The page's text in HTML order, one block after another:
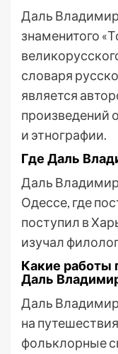
Даль
знаменитого
словаря
является
произведений
и этнографии.
Где Даль
Даль
Одессе, где
поступил в
изучал
Какие работы
Даль
Даль
на
фольклорные